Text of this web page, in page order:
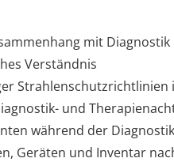
mit
Verständnis
und
während der
Geräten und Inventar